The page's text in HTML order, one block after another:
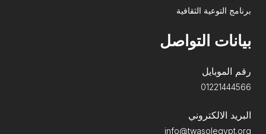
برنامج التوعية الثقافية
بيانات التواصل
رقم الموبايل
01221444566
البريد الالكتروني
info@twasolegypt.org